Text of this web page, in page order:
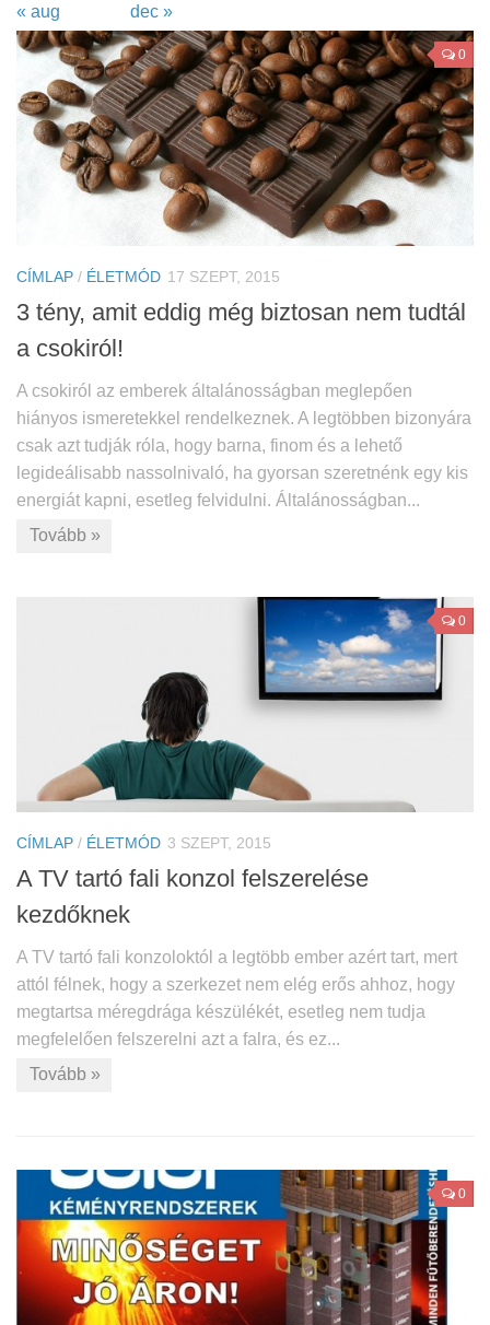
« aug dec »
0
CÍMLAP / ÉLETMÓD 17 SZEPT, 2015
3 tény, amit eddig még biztosan nem tudtál
a csokiról!
A csokiról az emberek általánosságban meglepően
hiányos ismeretekkel rendelkeznek. A legtöbben bizonyára
csak azt tudják róla, hogy barna, finom és a lehető
legideálisabb nassolnivaló, ha gyorsan szeretnénk egy kis
energiát kapni, esetleg felvidulni. Általánosságban...
Tovább »
0
CÍMLAP / ÉLETMÓD 3 SZEPT, 2015
A TV tartó fali konzol felszerelése
kezdőknek
A TV tartó fali konzoloktól a legtöbb ember azért tart, mert
attól félnek, hogy a szerkezet nem elég erős ahhoz, hogy
megtartsa méregdrága készülékét, esetleg nem tudja
megfelelően felszerelni azt a falra, és ez...
Tovább »
0